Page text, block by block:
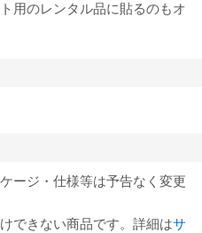
用のレンタル品に貼るのもオ
ージ・仕様等は予告なく変更
できない商品です。詳細はサ